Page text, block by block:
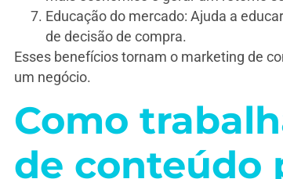
Educação do mercado: Ajuda a
de decisão de compra.
Esses benefícios tornam o marketing de
um negócio.
Como
de conteúdo